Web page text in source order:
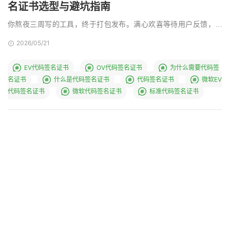
名证书选型与避坑指南
你熬夜三周写的工具，终于打包发布。满心欢喜等待用户反馈，等
2026/05/21
EV代码签名证书 OV代码签名证书
为什么需要代码签
名证书
什么是代码签名证书 代码签名证书
微软EV
代码签名证书
微软代码签名证书 标准代码签名证书